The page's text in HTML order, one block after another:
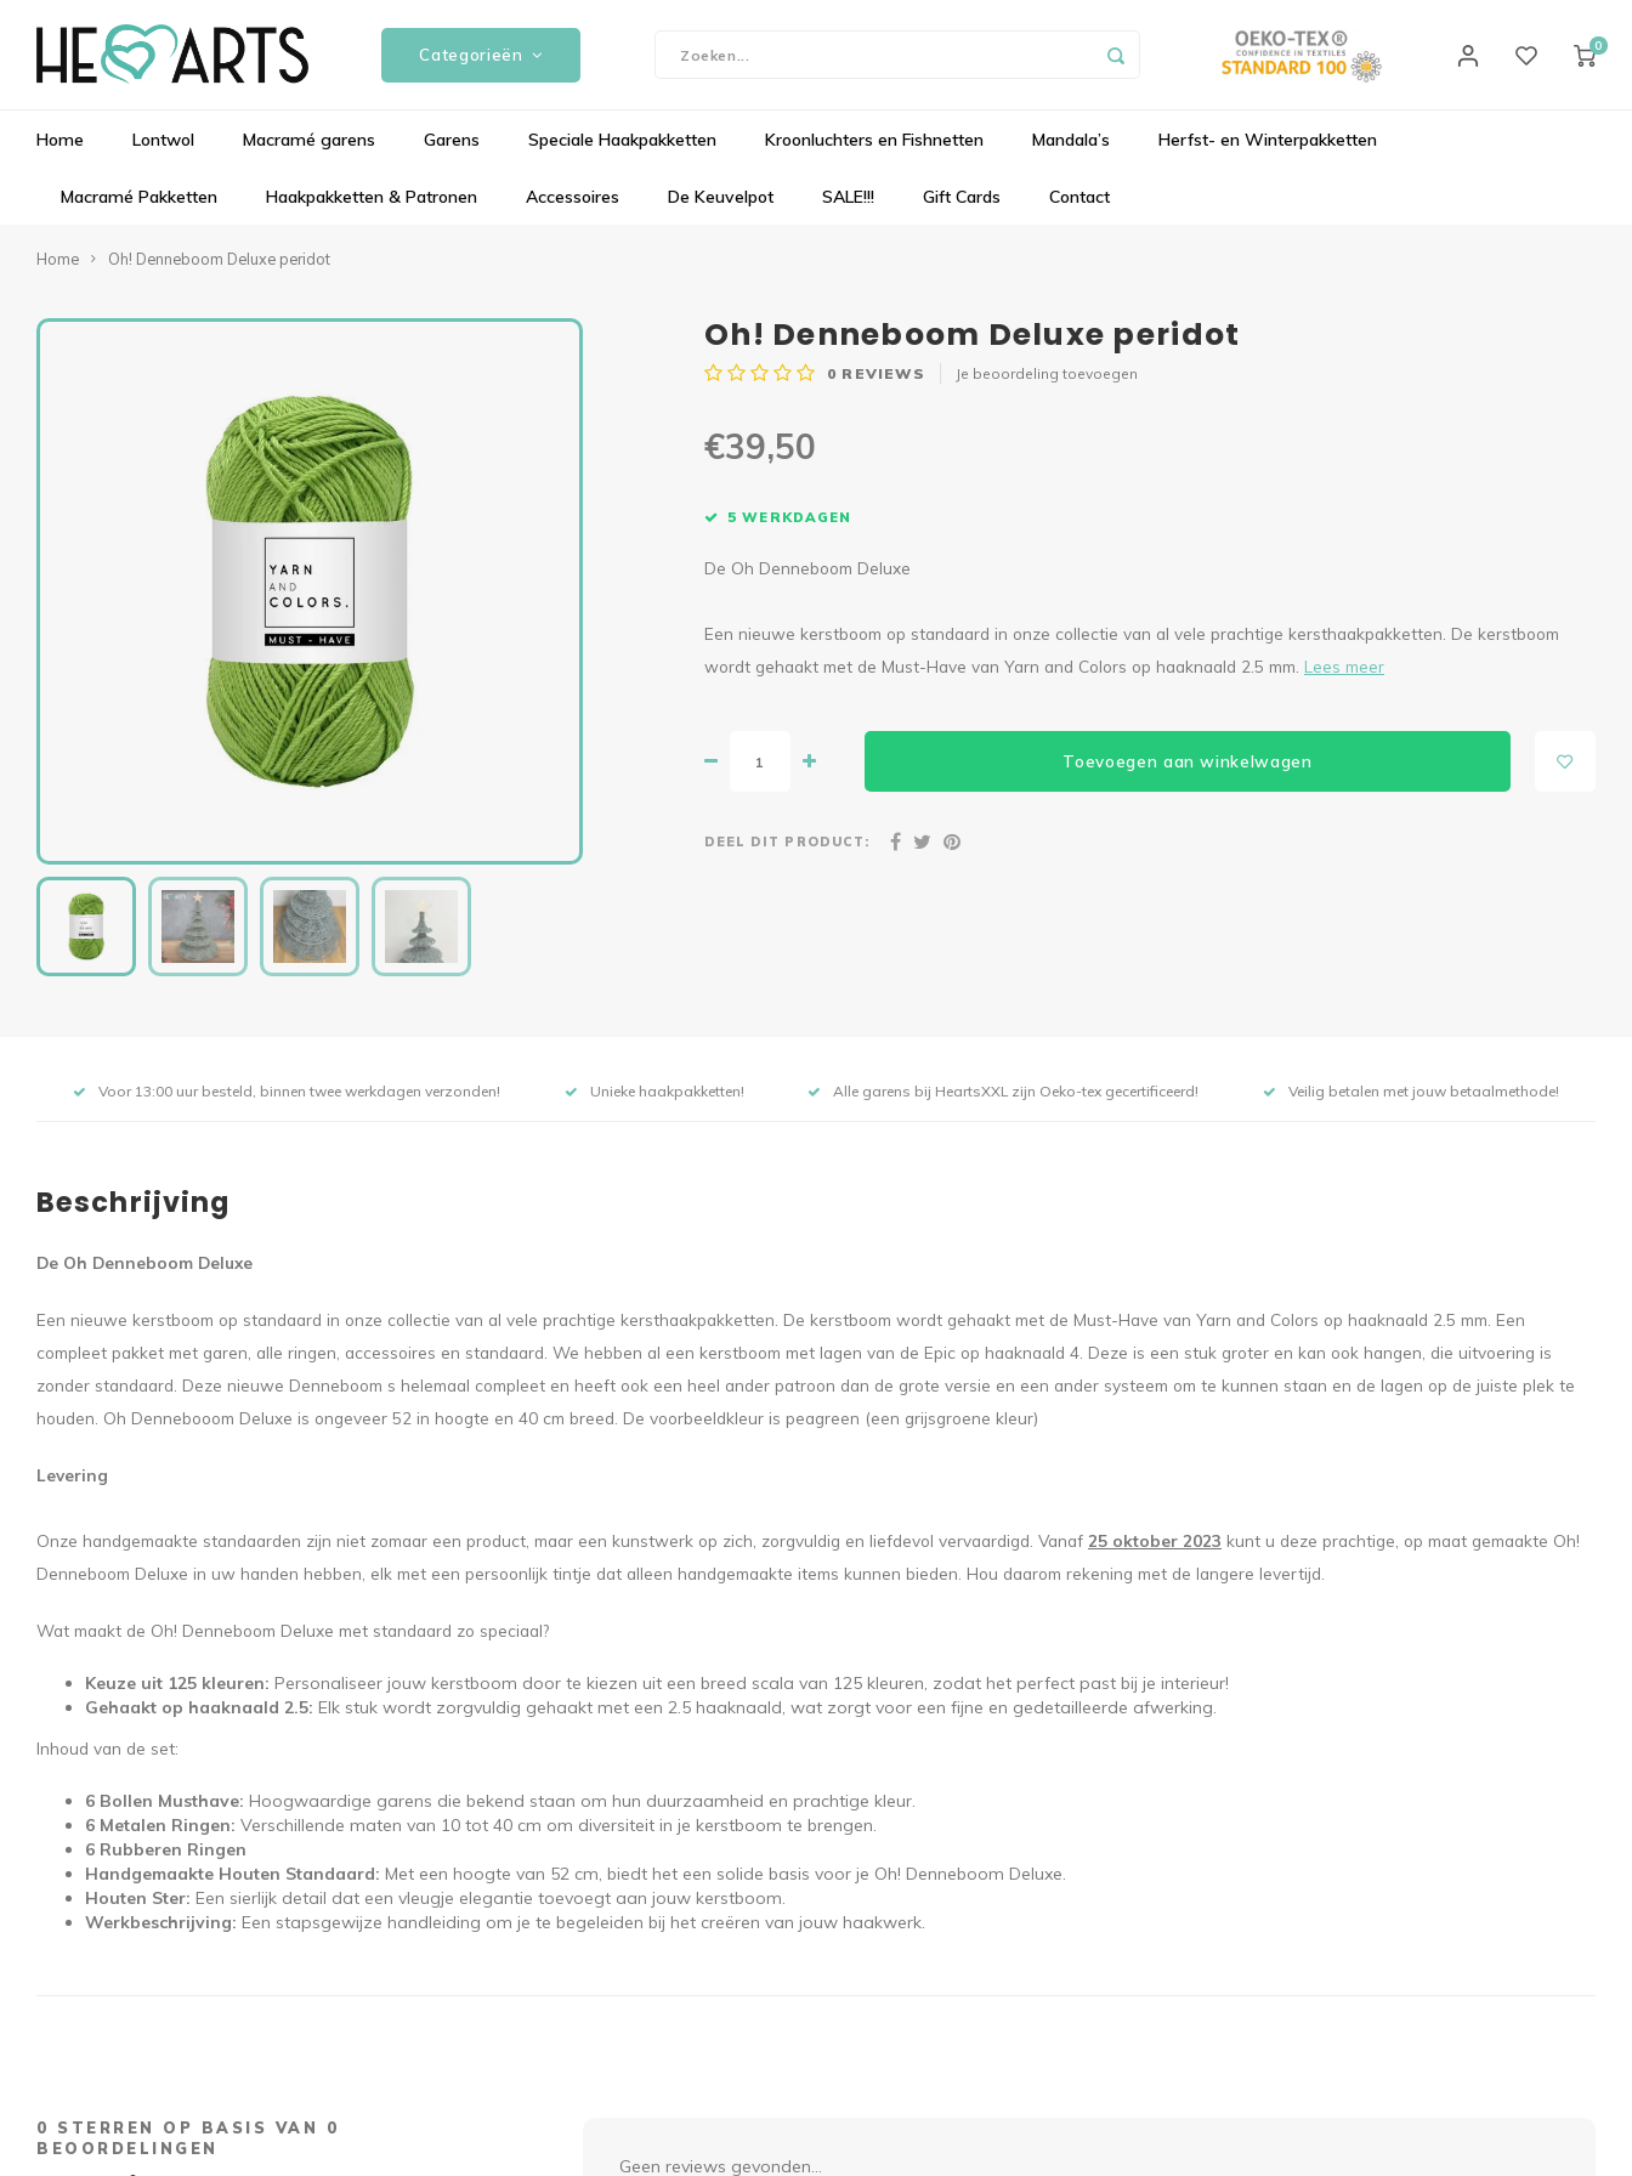
Categorieën 0
Home Lontwol Macramé garens Garens Speciale Haakpakketten Kroonluchters en Fishnetten Mandala’s Herfst- en Winterpakketten
Macramé Pakketten Haakpakketten & Patronen Accessoires De Keuvelpot SALE!!! Gift Cards Contact
Home Oh! Denneboom Deluxe peridot
Oh! Denneboom Deluxe peridot
0 REVIEWS Je beoordeling toevoegen
€39,50
5 WERKDAGEN
De Oh Denneboom Deluxe
Een nieuwe kerstboom op standaard in onze collectie van al vele prachtige kersthaakpakketten. De kerstboom
wordt gehaakt met de Must-Have van Yarn and Colors op haaknaald 2.5 mm. Lees meer
Toevoegen aan winkelwagen
DEEL DIT PRODUCT:
Voor 13:00 uur besteld, binnen twee werkdagen verzonden! Unieke haakpakketten! Alle garens bij HeartsXXL zijn Oeko-tex gecertificeerd! Veilig betalen met jouw betaalmethode!
Beschrijving
De Oh Denneboom Deluxe
Een nieuwe kerstboom op standaard in onze collectie van al vele prachtige kersthaakpakketten. De kerstboom wordt gehaakt met de Must-Have van Yarn and Colors op haaknaald 2.5 mm. Een
compleet pakket met garen, alle ringen, accessoires en standaard. We hebben al een kerstboom met lagen van de Epic op haaknaald 4. Deze is een stuk groter en kan ook hangen, die uitvoering is
zonder standaard. Deze nieuwe Denneboom s helemaal compleet en heeft ook een heel ander patroon dan de grote versie en een ander systeem om te kunnen staan en de lagen op de juiste plek te
houden. Oh Dennebooom Deluxe is ongeveer 52 in hoogte en 40 cm breed. De voorbeeldkleur is peagreen (een grijsgroene kleur)
Levering
Onze handgemaakte standaarden zijn niet zomaar een product, maar een kunstwerk op zich, zorgvuldig en liefdevol vervaardigd. Vanaf 25 oktober 2023 kunt u deze prachtige, op maat gemaakte Oh!
Denneboom Deluxe in uw handen hebben, elk met een persoonlijk tintje dat alleen handgemaakte items kunnen bieden. Hou daarom rekening met de langere levertijd.
Wat maakt de Oh! Denneboom Deluxe met standaard zo speciaal?
Keuze uit 125 kleuren: Personaliseer jouw kerstboom door te kiezen uit een breed scala van 125 kleuren, zodat het perfect past bij je interieur!
Gehaakt op haaknaald 2.5: Elk stuk wordt zorgvuldig gehaakt met een 2.5 haaknaald, wat zorgt voor een fijne en gedetailleerde afwerking.
Inhoud van de set:
6 Bollen Musthave: Hoogwaardige garens die bekend staan om hun duurzaamheid en prachtige kleur.
6 Metalen Ringen: Verschillende maten van 10 tot 40 cm om diversiteit in je kerstboom te brengen.
6 Rubberen Ringen
Handgemaakte Houten Standaard: Met een hoogte van 52 cm, biedt het een solide basis voor je Oh! Denneboom Deluxe.
Houten Ster: Een sierlijk detail dat een vleugje elegantie toevoegt aan jouw kerstboom.
Werkbeschrijving: Een stapsgewijze handleiding om je te begeleiden bij het creëren van jouw haakwerk.
0 STERREN OP BASIS VAN 0
BEOORDELINGEN
Geen reviews gevonden...